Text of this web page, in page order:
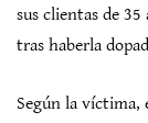
sus clientas de 35
tras haberla
Según la víctima,